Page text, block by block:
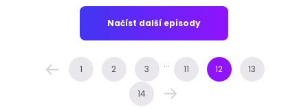
Načíst další episody
1 2 3 ... 11 12 13
14